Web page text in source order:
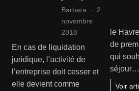
Barbara
2
novembre
2018
En cas de liquidation
juridique, l’activité de
l’entreprise doit cesser et
elle devient comme
le
de
qui
séjour…
Voir